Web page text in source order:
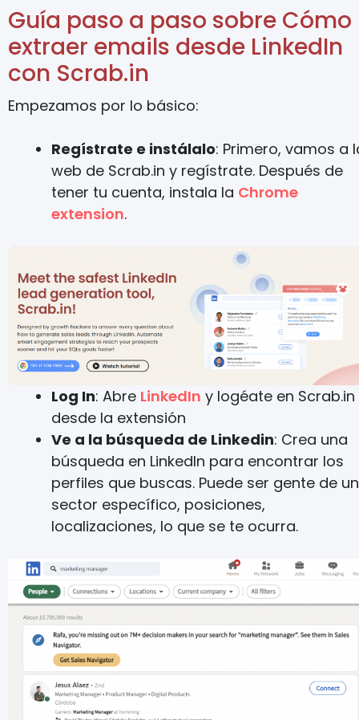
Guía paso a paso sobre Cómo
extraer emails desde LinkedIn
con Scrab.in
Empezamos por lo básico:
Regístrate e instálalo: Primero, vamos a
web de Scrab.in y regístrate. Después de
tener tu cuenta, instala la Chrome
extension.
Log In: Abre LinkedIn y logéate en Scrab.in
desde la extensión
Ve a la búsqueda de Linkedin: Crea una
búsqueda en LinkedIn para encontrar los
perfiles que buscas. Puede ser gente de un
sector específico, posiciones,
localizaciones, lo que se te ocurra.